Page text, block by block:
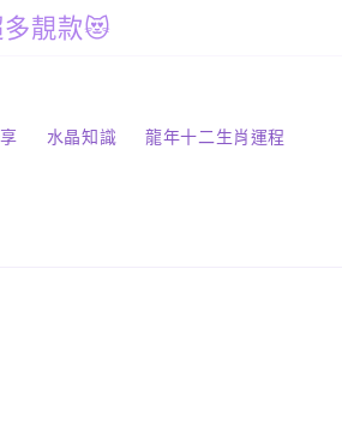
靚款😻
水晶知識 龍年十二生肖運程